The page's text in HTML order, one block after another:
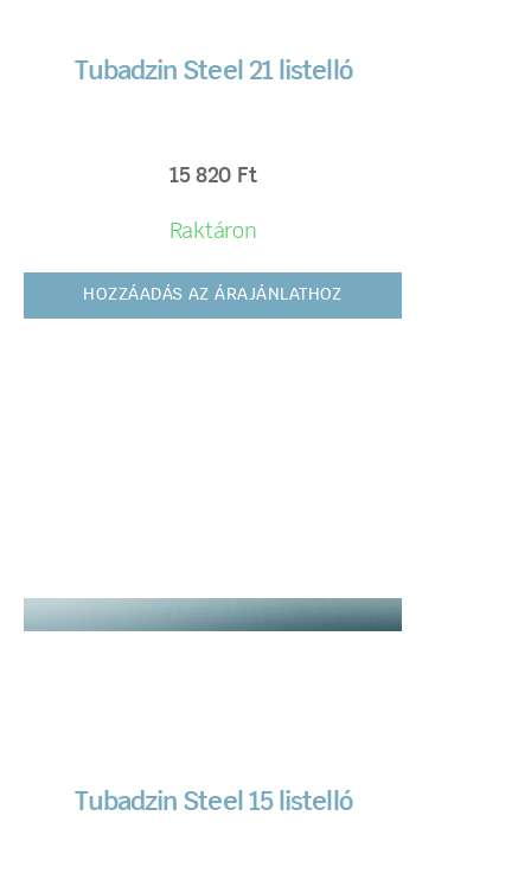
Tubadzin Steel 21 listelló
15 820 Ft
Raktáron
HOZZÁADÁS AZ ÁRAJÁNLATHOZ
Tubadzin Steel 15 listelló